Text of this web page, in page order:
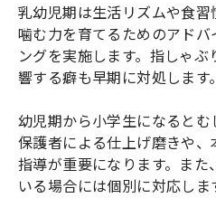
乳幼児期は生活リズムや食習
噛む力を育てるためのアド
ングを実施します。指しゃ
響する癖も早期に対処します。
幼児期から小学生になるとむ
保護者による仕上げ磨きや
指導が重要になります。ま
いる場合には個別に対応しま